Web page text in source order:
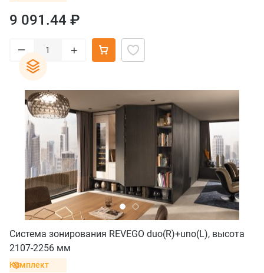
9 091.44 ₽
– +
Система зонирования REVEGO duo(R)+uno(L), высота
2107-2256 мм
Комплект